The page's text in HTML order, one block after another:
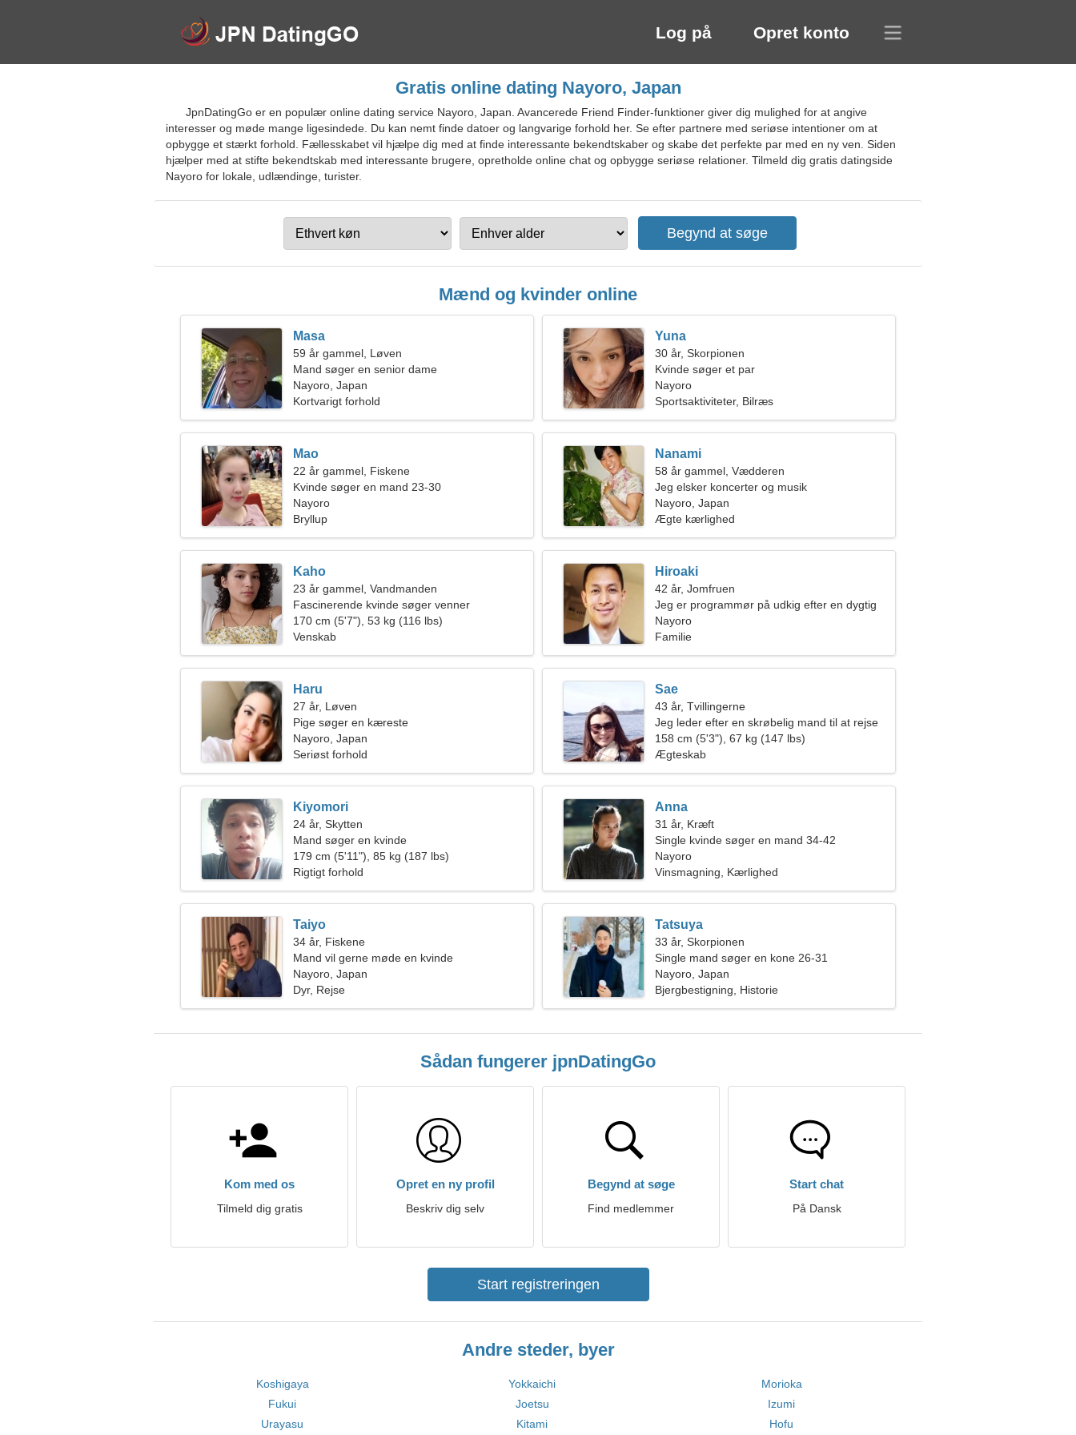
Log på Opret konto
Gratis online dating Nayoro, Japan
JpnDatingGo er en populær online dating service Nayoro, Japan. Avancerede Friend Finder-funktioner giver dig mulighed for at angive
interesser og møde mange ligesindede. Du kan nemt finde datoer og langvarige forhold her. Se efter partnere med seriøse intentioner om at
opbygge et stærkt forhold. Fællesskabet vil hjælpe dig med at finde interessante bekendtskaber og skabe det perfekte par med en ny ven. Siden
hjælper med at stifte bekendtskab med interessante brugere, opretholde online chat og opbygge seriøse relationer. Tilmeld dig gratis datingside
Nayoro for lokale, udlændinge, turister.
Mænd og kvinder online
Masa
59 år gammel, Løven
Mand søger en senior dame
Nayoro, Japan
Kortvarigt forhold
Yuna
30 år, Skorpionen
Kvinde søger et par
Nayoro
Sportsaktiviteter, Bilræs
Mao
22 år gammel, Fiskene
Kvinde søger en mand 23-30
Nayoro
Bryllup
Nanami
58 år gammel, Vædderen
Jeg elsker koncerter og musik
Nayoro, Japan
Ægte kærlighed
Kaho
23 år gammel, Vandmanden
Fascinerende kvinde søger venner
170 cm (5'7"), 53 kg (116 lbs)
Venskab
Hiroaki
42 år, Jomfruen
Jeg er programmør på udkig efter en dygtig
kvinde
Nayoro
Familie
Haru
27 år, Løven
Pige søger en kæreste
Nayoro, Japan
Seriøst forhold
Sae
43 år, Tvillingerne
Jeg leder efter en skrøbelig mand til at rejse
sammen
158 cm (5'3"), 67 kg (147 lbs)
Ægteskab
Kiyomori
24 år, Skytten
Mand søger en kvinde
179 cm (5'11"), 85 kg (187 lbs)
Rigtigt forhold
Anna
31 år, Kræft
Single kvinde søger en mand 34-42
Nayoro
Vinsmagning, Kærlighed
Taiyo
34 år, Fiskene
Mand vil gerne møde en kvinde
Nayoro, Japan
Dyr, Rejse
Tatsuya
33 år, Skorpionen
Single mand søger en kone 26-31
Nayoro, Japan
Bjergbestigning, Historie
Sådan fungerer jpnDatingGo
Kom med os
Tilmeld dig gratis
Opret en ny profil
Beskriv dig selv
Begynd at søge
Find medlemmer
Start chat
På Dansk
Start registreringen
Andre steder, byer
Koshigaya Yokkaichi
Morioka
Fukui
Joetsu
Izumi
Urayasu
Kitami Hofu